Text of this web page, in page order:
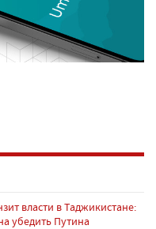
власти в Таджикистане:
убедить Путина